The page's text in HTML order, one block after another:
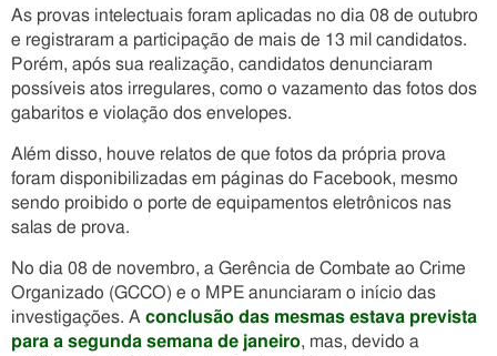
As provas intelectuais foram aplicadas no dia 08 de outubro
e registraram a participação de mais de 13 mil candidatos.
Porém, após sua realização, candidatos denunciaram
possíveis atos irregulares, como o vazamento das fotos dos
gabaritos e violação dos envelopes.
Além disso, houve relatos de que fotos da própria prova
foram disponibilizadas em páginas do Facebook, mesmo
sendo proibido o porte de equipamentos eletrônicos nas
salas de prova.
No dia 08 de novembro, a Gerência de Combate ao Crime
Organizado (GCCO) e o MPE anunciaram o início das
investigações. A conclusão das mesmas estava prevista
para a segunda semana de janeiro, mas, devido a